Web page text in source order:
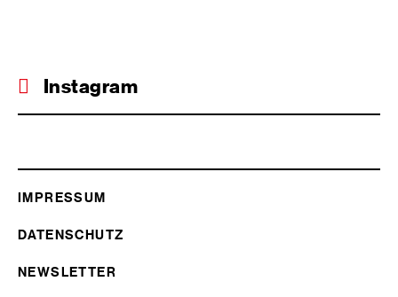
Instagram
IMPRESSUM
DATENSCHUTZ
NEWSLETTER